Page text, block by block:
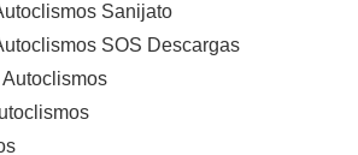
Sanijato
SOS Descargas